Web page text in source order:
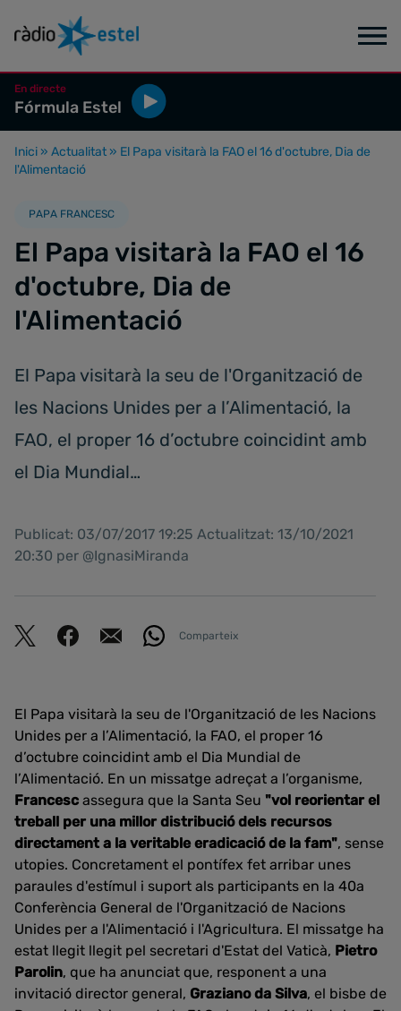
En directe
Fórmula Estel
Inici » Actualitat » El Papa visitarà la FAO el 16 d'octubre, Dia de
l'Alimentació
PAPA FRANCESC
El Papa visitarà la FAO el 16
d'octubre, Dia de
l'Alimentació
El Papa visitarà la seu de l'Organització de
les Nacions Unides per a l’Alimentació, la
FAO, el proper 16 d’octubre coincidint amb
el Dia Mundial…
Publicat: 03/07/2017 19:25 Actualitzat: 13/10/2021
20:30 per @IgnasiMiranda
Comparteix
El Papa visitarà la seu de l'Organització de les Nacions
Unides per a l’Alimentació, la FAO, el proper 16
d’octubre coincidint amb el Dia Mundial de
l’Alimentació. En un missatge adreçat a l’organisme,
Francesc assegura que la Santa Seu "vol reorientar el
treball per una millor distribució dels recursos
directament a la veritable eradicació de la fam", sense
utopies. Concretament el pontífex fet arribar unes
paraules d'estímul i suport als participants en la 40a
Conferència General de l'Organització de Nacions
Unides per a l'Alimentació i l'Agricultura. El missatge ha
estat llegit llegit pel secretari d'Estat del Vaticà, Pietro
Parolin, que ha anunciat que, responent a una
invitació director general, Graziano da Silva, el bisbe de